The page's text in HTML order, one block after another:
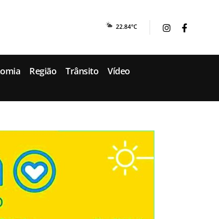
22.84°C
Região Trânsito
Vídeo